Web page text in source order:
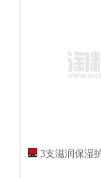
3支滋润保湿